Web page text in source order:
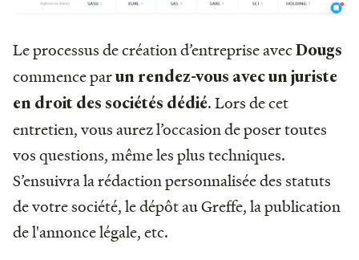
Le processus de création d’entreprise avecDougs
commence parun rendez-vous avec un juriste
en droit des sociétés dédié. Lors de cet
entretien, vous aurez l’occasion de poser toutes
vos questions, même les plus techniques.
S’ensuivra la rédaction personnalisée des statuts
de votre société, le dépôt au Greffe, la publication
de l'annonce légale, etc.